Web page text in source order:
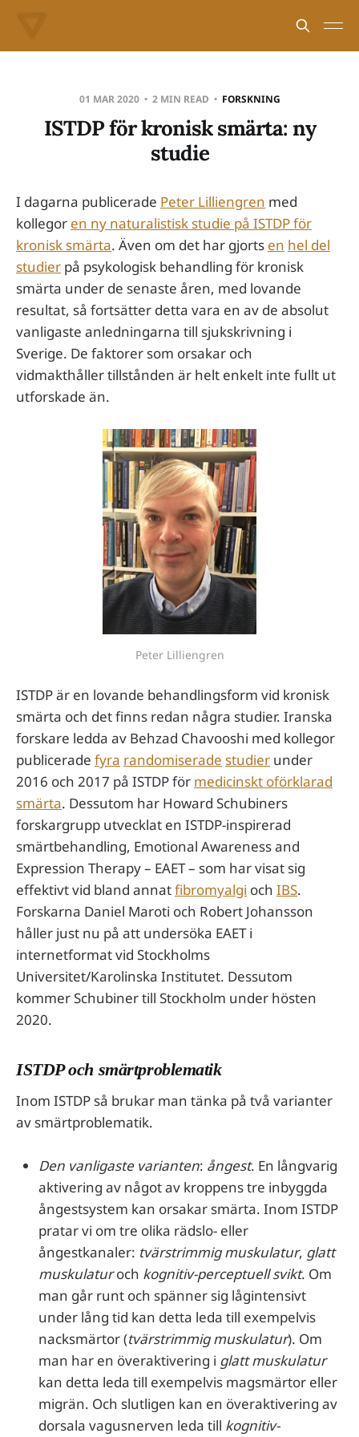
01 MAR 2020 2 MIN READ FORSKNING
ISTDP för kronisk smärta: ny
studie
I dagarna publicerade Peter Lilliengren med
kollegor en ny naturalistisk studie på ISTDP för
kronisk smärta. Även om det har gjorts en hel del
studier på psykologisk behandling för kronisk
smärta under de senaste åren, med lovande
resultat, så fortsätter detta vara en av de absolut
vanligaste anledningarna till sjukskrivning i
Sverige. De faktorer som orsakar och
vidmakthåller tillstånden är helt enkelt inte fullt ut
utforskade än.
Peter Lilliengren
ISTDP är en lovande behandlingsform vid kronisk
smärta och det finns redan några studier. Iranska
forskare ledda av Behzad Chavooshi med kollegor
publicerade fyra randomiserade studier under
2016 och 2017 på ISTDP för medicinskt oförklarad
smärta. Dessutom har Howard Schubiners
forskargrupp utvecklat en ISTDP-inspirerad
smärtbehandling, Emotional Awareness and
Expression Therapy – EAET – som har visat sig
effektivt vid bland annatfibromyalgi och IBS.
Forskarna Daniel Maroti och Robert Johansson
håller just nu på att undersöka EAET i
internetformat vid Stockholms
Universitet/Karolinska Institutet. Dessutom
kommer Schubiner till Stockholm under hösten
2020.
ISTDP och smärtproblematik
Inom ISTDP så brukar man tänka på två varianter
av smärtproblematik.
Den vanligaste varianten: ångest. En långvarig
aktivering av något av kroppens tre inbyggda
ångestsystem kan orsakar smärta. Inom ISTDP
pratar vi om tre olika rädslo- eller
ångestkanaler: tvärstrimmig muskulatur, glatt
muskulaturoch kognitiv-perceptuell svikt. Om
man går runt och spänner sig lågintensivt
under lång tid kan detta leda till exempelvis
nacksmärtor (tvärstrimmig muskulatur). Om
man har en överaktivering i glatt muskulatur
kan detta leda till exempelvis magsmärtor eller
migrän. Och slutligen kan en överaktivering av
dorsala vagusnerven leda till kognitiv-